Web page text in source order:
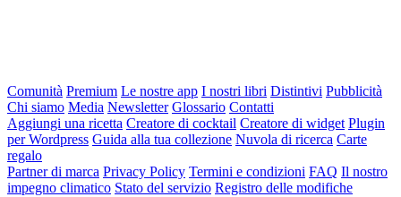
Comunità Premium Le nostre app I nostri libri Distintivi Pubblicità
Chi siamo Media Newsletter Glossario Contatti
Aggiungi una ricetta Creatore di cocktail Creatore di widget Plugin
per Wordpress Guida alla tua collezione Nuvola di ricerca Carte
regalo
Partner di marca Privacy Policy Termini e condizioni FAQ Il nostro
impegno climatico Stato del servizio Registro delle modifiche